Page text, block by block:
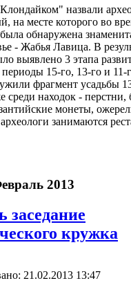
назвали
на месте которого во
обнаружена
- Жабья Лавица. В
выявлено 3 этапа
15-го, 13-го и 11-
фрагмент усадьбы
среди находок - перстни,
монеты,
занимаются
2013
заседание
кружка
21.02.2013 13:47